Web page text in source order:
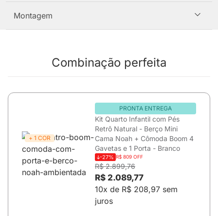
Montagem
Combinação perfeita
+ 1 COR
PRONTA ENTREGA
Kit Quarto Infantil com Pés
Retrô Natural - Berço Mini
Cama Noah + Cômoda Boom 4
Gavetas e 1 Porta - Branco
-27% R$ 809 OFF
R$ 2.899,76
R$ 2.089,77
10x de R$ 208,97 sem
juros